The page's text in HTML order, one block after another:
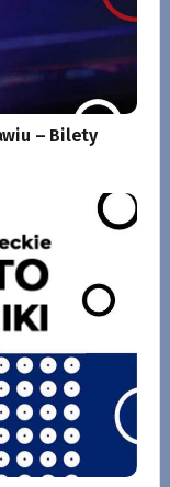
– Bilety